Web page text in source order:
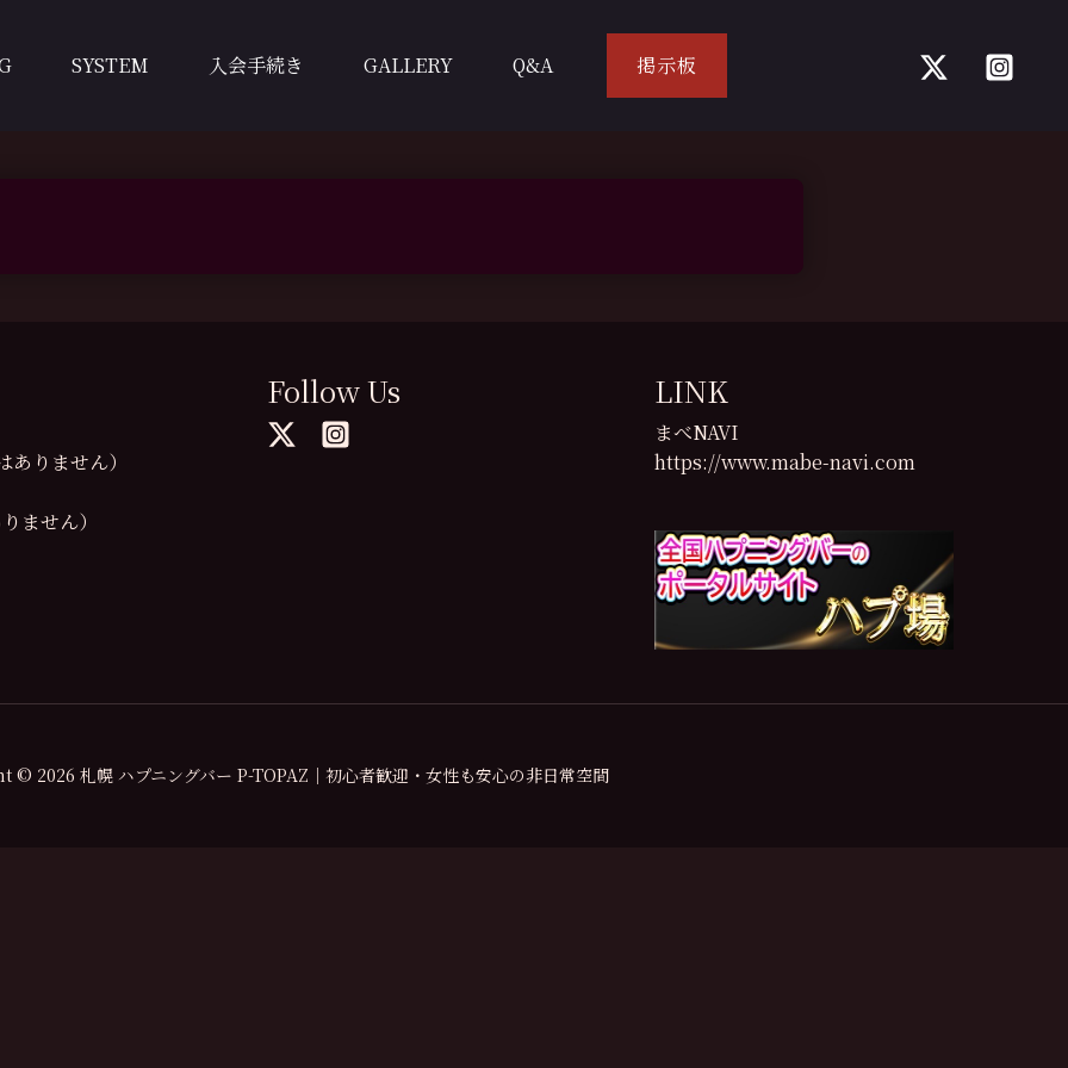
SYSTEM 入会手続き GALLERY Q&A 掲示板
りません）
ません）
Follow Us LINK
まべNAVI
https://www.mabe-navi.com
2026 札幌 ハプニングバー P-TOPAZ｜初心者歓迎・女性も安心の非日常空間